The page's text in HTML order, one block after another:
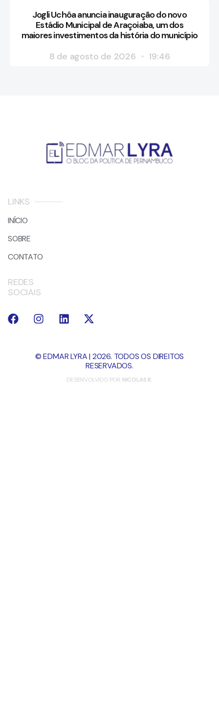
Jogli Uchôa anuncia inauguração do novo
Estádio Municipal de Araçoiaba, um dos
maiores investimentos da história do município
8 de agosto de 2026
19:46
LINKS
INÍCIO
SOBRE
CONTATO
REDES
SOCIAIS
© EDMAR LYRA | 2026. TODOS OS DIREITOS
RESERVADOS.
DESENVOLVIDO POR NICOLAS R.